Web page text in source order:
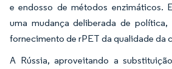
e endosso de métodos enzimáticos.
uma mudança deliberada de política,
fornecimento de rPET da qualidade da
A Rússia, aproveitando a